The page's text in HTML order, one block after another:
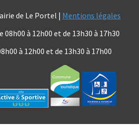
de Le Portel | Mentions légales
08h00 à 12h00 et de 13h30 à 17h30
à 12h00 et de 13h30 à 17h00